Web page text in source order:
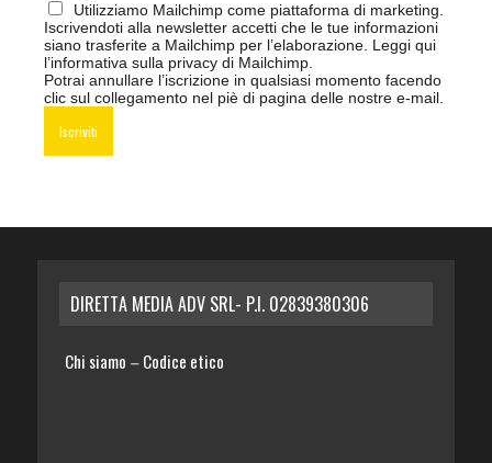
Utilizziamo Mailchimp come piattaforma di marketing.
Iscrivendoti alla newsletter accetti che le tue informazioni
siano trasferite a Mailchimp per l’elaborazione. Leggi qui
l’informativa sulla privacy di Mailchimp.
Potrai annullare l’iscrizione in qualsiasi momento facendo
clic sul collegamento nel piè di pagina delle nostre e-mail.
DIRETTA MEDIA ADV SRL- P.I. 02839380306
Chi siamo – Codice etico